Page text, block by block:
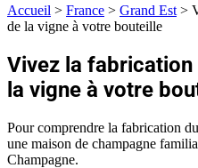
Accueil > France > Grand Est >
de la vigne à votre bouteille
Vivez la
la vigne à votre
Pour comprendre la fabrication
une maison de champagne
Champagne.